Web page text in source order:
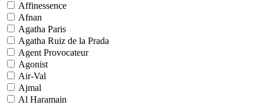
Affinessence
Afnan
Agatha Paris
Agatha Ruiz de la Prada
Agent Provocateur
Agonist
Air-Val
Ajmal
Al Haramain